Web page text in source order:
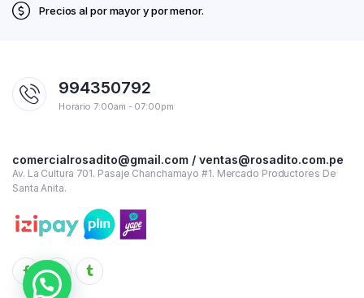
Precios al por mayor y por menor.
994350792
Horario 7:00am - 07:00pm
comercialrosadito@gmail.com / ventas@rosadito.com.pe
Av. La Cultura 701. Pasaje Chanchamayo #1. Mercado Productores De
Santa Anita.